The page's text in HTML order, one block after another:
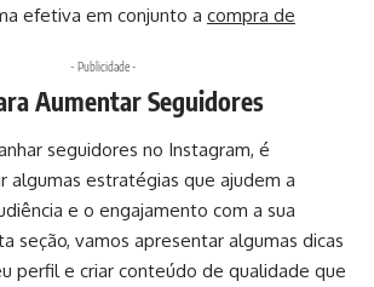
efetiva em conjunto a compra de
- Publicidade -
Aumentar Seguidores
seguidores no Instagram, é
algumas estratégias que ajudem a
e o engajamento com a sua
seção, vamos apresentar algumas dicas
perfil e criar conteúdo de qualidade que